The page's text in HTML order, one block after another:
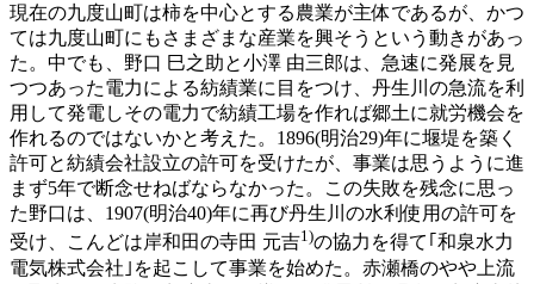
現在の九度山町は柿を中心とする農業が主体であるが、かつ
ては九度山町にもさまざまな産業を興そうという動きがあっ
た。中でも、野口 巳之助と小澤 由三郎は、急速に発展を見
つつあった電力による紡績業に目をつけ、丹生川の急流を利
用して発電しその電力で紡績工場を作れば郷土に就労機会を
作れるのではないかと考えた。1896(明治29)年に堰堤を築く
許可と紡績会社設立の許可を受けたが、事業は思うように進
まず5年で断念せねばならなかった。この失敗を残念に思っ
た野口は、1907(明治40)年に再び丹生川の水利使用の許可を
受け、こんどは岸和田の寺田 元吉1)の協力を得て｢和泉水力
電気株式会社｣を起こして事業を始めた。赤瀬橋のやや上流